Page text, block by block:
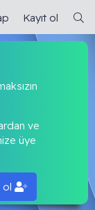
Kayıt ol
ve
üye
ol